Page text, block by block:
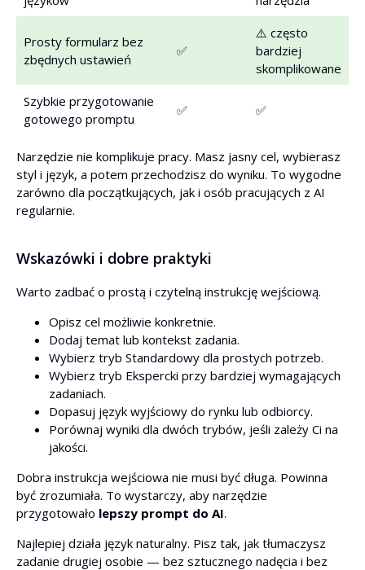
Prosty formularz bez
zbędnych ustawień
✅
⚠️ często
bardziej
skomplikowane
Szybkie przygotowanie
gotowego promptu
✅ ✅
Narzędzie nie komplikuje pracy. Masz jasny cel, wybierasz
styl i język, a potem przechodzisz do wyniku. To wygodne
zarówno dla początkujących, jak i osób pracujących z AI
regularnie.
Wskazówki i dobre praktyki
Warto zadbać o prostą i czytelną instrukcję wejściową.
Opisz cel możliwie konkretnie.
Dodaj temat lub kontekst zadania.
Wybierz tryb Standardowy dla prostych potrzeb.
Wybierz tryb Ekspercki przy bardziej wymagających
zadaniach.
Dopasuj język wyjściowy do rynku lub odbiorcy.
Porównaj wyniki dla dwóch trybów, jeśli zależy Ci na
jakości.
Dobra instrukcja wejściowa nie musi być długa. Powinna
być zrozumiała. To wystarczy, aby narzędzie
przygotowało lepszy prompt do AI.
Najlepiej działa język naturalny. Pisz tak, jak tłumaczysz
zadanie drugiej osobie — bez sztucznego nadęcia i bez